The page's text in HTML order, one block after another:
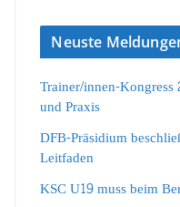
Neuste
Trainer/innen-
und Praxis
DFB-Präsidium
Leitfaden
KSC U19 muss beim